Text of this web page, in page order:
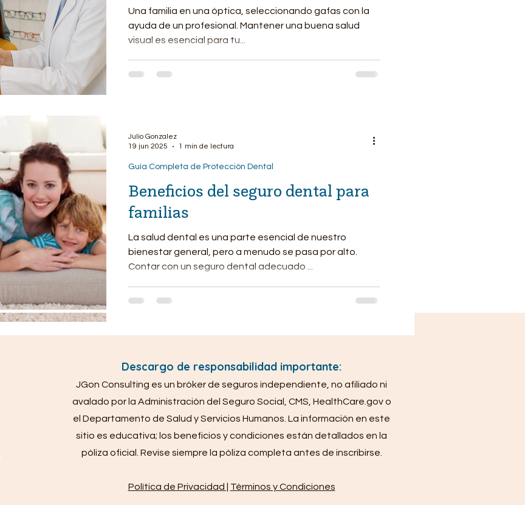
Una familia en una óptica, seleccionando gafas con la
ayuda de un profesional. Mantener una buena salud
visual es esencial para tu...
Beneficios del seguro dental para
familias
La salud dental es una parte esencial de nuestro
bienestar general, pero a menudo se pasa por alto.
Contar con un seguro dental adecuado ...
Guía Completa de Protección Dental
Julio Gonzalez
19 jun 2025
1 min de lectura
Descargo de responsabilidad importante:
JGon Consulting es un bróker de seguros independiente, no afiliado ni
avalado por la Administración del Seguro Social, CMS, HealthCare.gov o
el Departamento de Salud y Servicios Humanos. La información en este
sitio es educativa; los beneficios y condiciones están detallados en la
póliza oficial. Revise siempre la póliza completa antes de inscribirse.
Política de Privacidad | Términos y Condiciones